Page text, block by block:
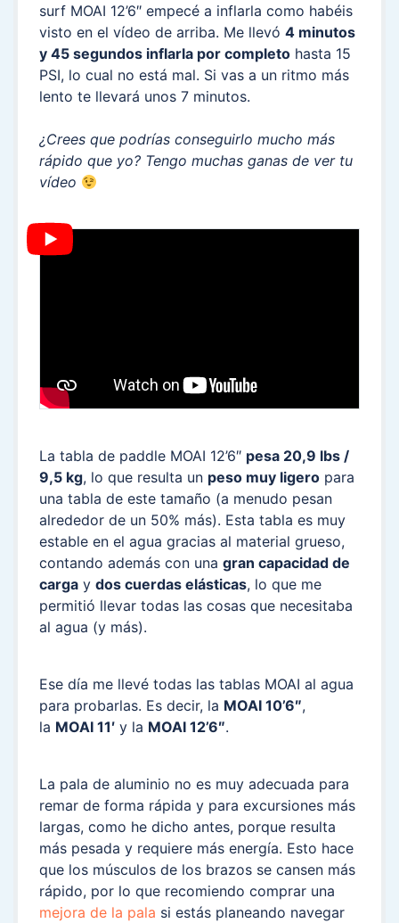
surf MOAI 12’6″ empecé a inflarla como habéis
visto en el vídeo de arriba. Me llevó 4 minutos
y 45 segundos inflarla por completo hasta 15
PSI, lo cual no está mal. Si vas a un ritmo más
lento te llevará unos 7 minutos.
¿Crees que podrías conseguirlo mucho más
rápido que yo? Tengo muchas ganas de ver tu
vídeo
La tabla de paddle MOAI 12’6″ pesa 20,9 lbs /
9,5 kg, lo que resulta un peso muy ligero para
una tabla de este tamaño (a menudo pesan
alrededor de un 50% más). Esta tabla es muy
estable en el agua gracias al material grueso,
contando además con una gran capacidad de
carga y dos cuerdas elásticas, lo que me
permitió llevar todas las cosas que necesitaba
al agua (y más).
Ese día me llevé todas las tablas MOAI al agua
para probarlas. Es decir, la MOAI 10’6″,
la MOAI 11′ y la MOAI 12’6″.
La pala de aluminio no es muy adecuada para
remar de forma rápida y para excursiones más
largas, como he dicho antes, porque resulta
más pesada y requiere más energía. Esto hace
que los músculos de los brazos se cansen más
rápido, por lo que recomiendo comprar una
mejora de la pala si estás planeando navegar